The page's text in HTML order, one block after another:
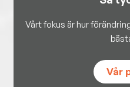
Vårt fokus är hur
Vår